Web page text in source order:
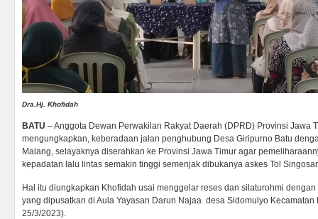
Dra.Hj. Khofidah
BATU – Anggota Dewan Perwakilan Rakyat Daerah (DPRD) Provinsi Jawa
mengungkapkan, keberadaan jalan penghubung Desa Giripurno Batu
Malang, selayaknya diserahkan ke Provinsi Jawa Timur agar
kepadatan lalu lintas semakin tinggi semenjak dibukanya askes Tol
Hal itu diungkapkan Khofidah usai menggelar reses dan silaturohmi
yang dipusatkan di Aula Yayasan Darun Najaa desa Sidomulyo Kecamatan
25/3/2023).